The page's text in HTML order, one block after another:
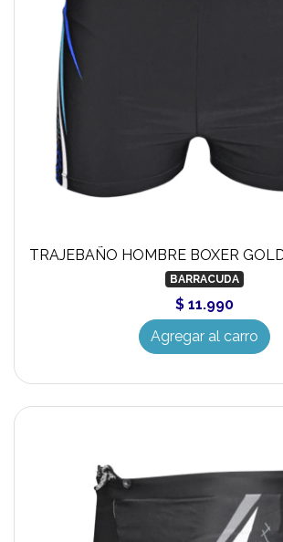
BARRACUDA
$ 11.990
Agregar al carro